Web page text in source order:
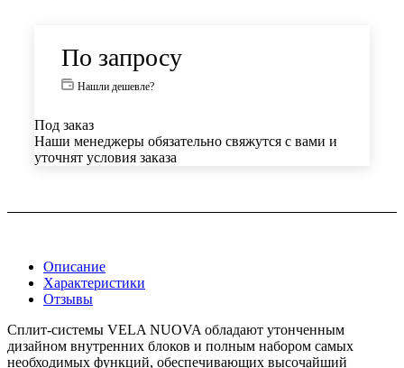
По запросу
Нашли дешевле?
Под заказ
Наши менеджеры обязательно свяжутся с вами и
уточнят условия заказа
Описание
Характеристики
Отзывы
Сплит-системы VELA NUOVA обладают утонченным
дизайном внутренних блоков и полным набором самых
необходимых функций, обеспечивающих высочайший